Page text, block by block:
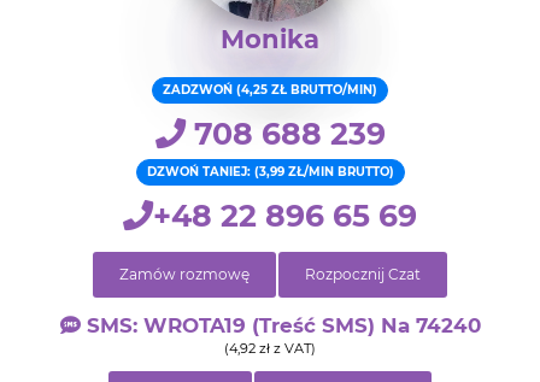
Monika
ZADZWOŃ (4,25 ZŁ BRUTTO/MIN)
708 688 239
DZWOŃ TANIEJ: (3,99 ZŁ/MIN BRUTTO)
+48 22 896 65 69
Zamów rozmowę Rozpocznij Czat
SMS: WROTA19 (treść SMS) Na 74240
(4,92 zł z VAT)